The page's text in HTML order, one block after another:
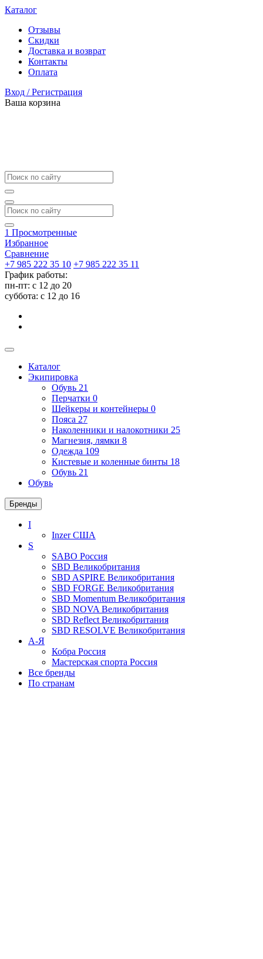
Каталог
Отзывы
Скидки
Доставка и возврат
Контакты
Оплата
Вход / Регистрация
Ваша корзина
1 Просмотренные
Избранное
Сравнение
+7 985 222 35 10 +7 985 222 35 11
График работы:
пн-пт: с 12 до 20
суббота: c 12 до 16
Каталог
Экипировка
Обувь 21
Перчатки 0
Шейкеры и контейнеры 0
Пояса 27
Наколенники и налокотники 25
Магнезия, лямки 8
Одежда 109
Кистевые и коленные бинты 18
Обувь 21
Обувь
Бренды
I
InzerСША
S
SABO Россия
SBD Великобритания
SBD ASPIRE Великобритания
SBD FORGE Великобритания
SBD Momentum Великобритания
SBD NOVA Великобритания
SBD Reflect Великобритания
SBD RESOLVE Великобритания
А-Я
Кобра Россия
Мастерская спорта Россия
Все бренды
По странам